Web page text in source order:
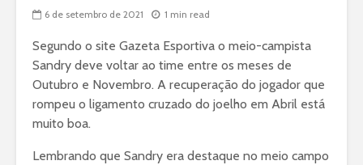
6 de setembro de 2021 1 min read
Segundo o site Gazeta Esportiva o meio-campista
Sandry deve voltar ao time entre os meses de
Outubro e Novembro. A recuperação do jogador que
rompeu o ligamento cruzado do joelho em Abril está
muito boa.
Lembrando que Sandry era destaque no meio campo